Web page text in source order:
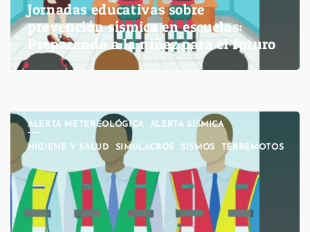
Jornadas educativas sobre
prevención sísmica en escuelas:
Preparando a la niñez para el futuro
ALERTA METEREOLÓGICA ALERTA SÍSMICA
HIGIENE Y SALUD SIMULACROS SISMOS TERREMOTOS